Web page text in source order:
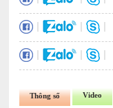
| | |
| | |
Thông số Video